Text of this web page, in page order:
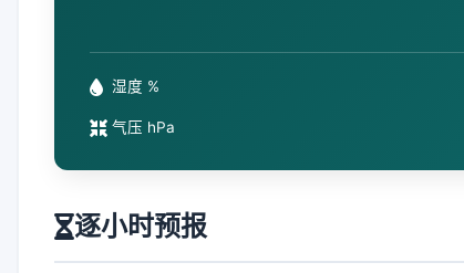
湿度 %
气压 hPa
逐小时预报